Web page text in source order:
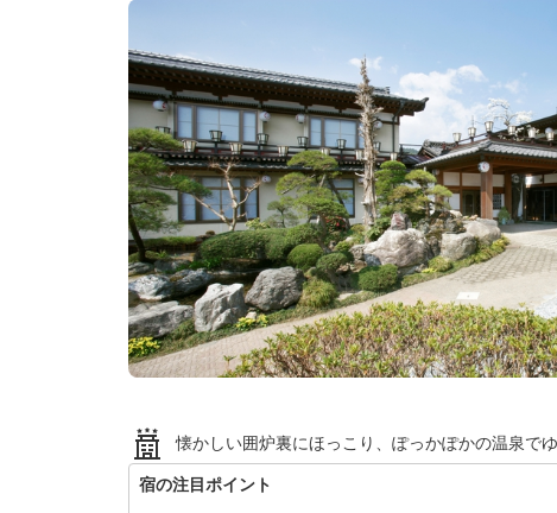
懐かしい囲炉裏にほっこり、ぽっかぽかの温泉で
宿の注目ポイント